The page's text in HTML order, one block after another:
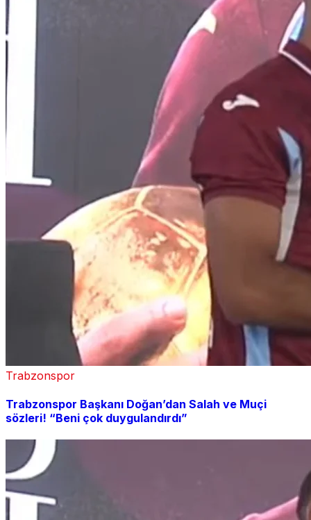
Trabzonspor
Trabzonspor Başkanı Doğan’dan Salah ve Muçi
sözleri! “Beni çok duygulandırdı”